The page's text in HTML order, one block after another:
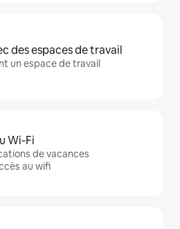
des espaces de travail
un espace de travail
Wi-Fi
de vacances
au wifi